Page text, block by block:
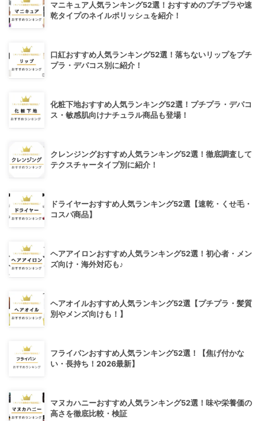
マニキュア人気ランキング52選！おすすめのプチプラや速
乾タイプのネイルポリッシュを紹介！
口紅おすすめ人気ランキング52選！落ちないリップをプチ
プラ・デパコス別に紹介！
化粧下地おすすめ人気ランキング52選！プチプラ・デパコ
ス・敏感肌向けナチュラル商品も登場！
クレンジングおすすめ人気ランキング52選！徹底調査して
テクスチャータイプ別に紹介！
ドライヤーおすすめ人気ランキング52選【速乾・くせ毛・
コスパ商品】
ヘアアイロンおすすめ人気ランキング52選！初心者・メン
ズ向け・海外対応も♪
ヘアオイルおすすめ人気ランキング52選【プチプラ・髪質
別やメンズ向けも！】
フライパンおすすめ人気ランキング52選！【焦げ付かな
い・長持ち！2026最新】
マヌカハニーおすすめ人気ランキング52選！味や栄養価の
高さを徹底比較・検証